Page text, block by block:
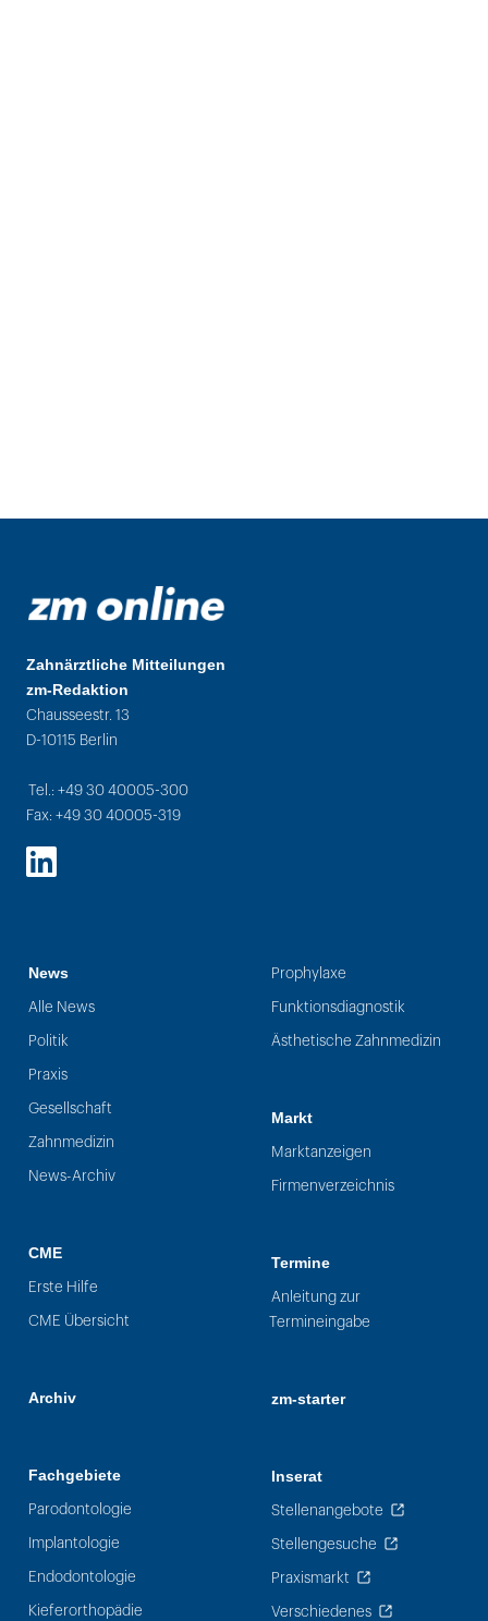
Zahnärztliche Mitteilungen
zm-Redaktion
Chausseestr. 13
D-10115 Berlin
Tel.: +49 30 40005-300
Fax: +49 30 40005-319
LinkedIn
News
Alle News
Politik
Praxis
Gesellschaft
Zahnmedizin
News-Archiv
CME
Erste Hilfe
CME Übersicht
Archiv
Fachgebiete
Parodontologie
Implantologie
Endodontologie
Kieferorthopädie
Prophylaxe
Funktionsdiagnostik
Ästhetische Zahnmedizin
Markt
Marktanzeigen
Firmenverzeichnis
Termine
Anleitung zur
Termineingabe
zm-starter
Inserat
Stellenangebote
Stellengesuche
Praxismarkt
Verschiedenes